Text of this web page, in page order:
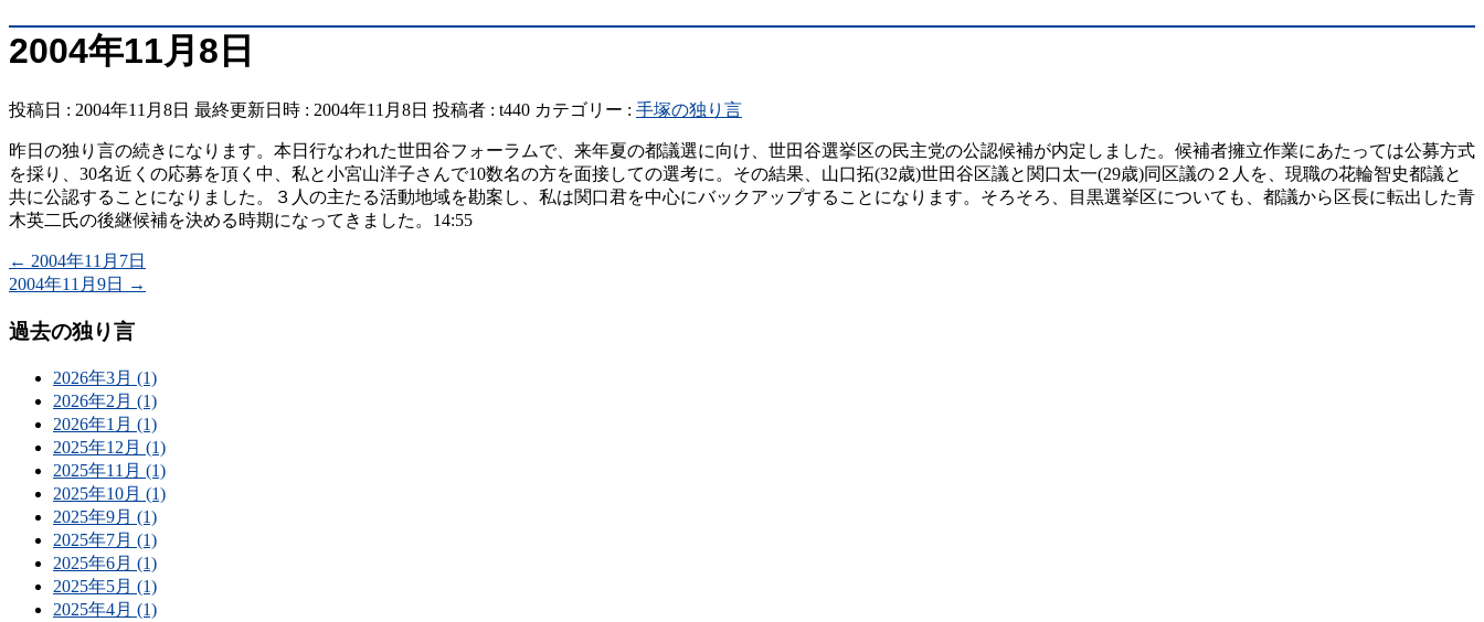
2004年11月8日
投稿日 : 2004年11月8日 最終更新日時 : 2004年11月8日 投稿者 : t440 カテゴリー : 手塚の独り言
昨日の独り言の続きになります。本日行なわれた世田谷フォーラムで、来年夏の都議選に向け、世田谷選挙区の民主党の公認候補が内定しました。候補者擁立作業にあたっては公募方式
を採り、30名近くの応募を頂く中、私と小宮山洋子さんで10数名の方を面接しての選考に。その結果、山口拓(32歳)世田谷区議と関口太一(29歳)同区議の２人を、現職の花輪智史都議と
共に公認することになりました。３人の主たる活動地域を勘案し、私は関口君を中心にバックアップすることになります。そろそろ、目黒選挙区についても、都議から区長に転出した青
木英二氏の後継候補を決める時期になってきました。14:55
← 2004年11月7日
2004年11月9日
→
過去の独り言
2026年3月 (1)
2026年2月 (1)
2026年1月 (1)
2025年12月 (1)
2025年11月 (1)
2025年10月 (1)
2025年9月 (1)
2025年7月 (1)
2025年6月 (1)
2025年5月 (1)
2025年4月 (1)